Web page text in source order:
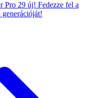
Pro 29 új! Fedezze fel a